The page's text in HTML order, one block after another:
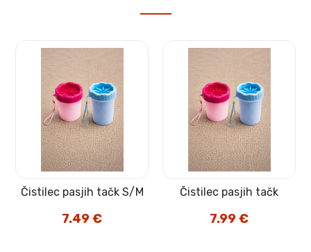
Čistilec pasjih tačk S/M
7.49€
Čistilec pasjih tačk
7.99€